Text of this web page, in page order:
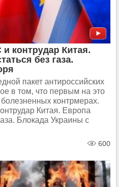
контрудар Китая.
без газа.
пакет антироссийских
в том, что первым на это
контрмерах.
Китая. Европа
Блокада Украины с
600